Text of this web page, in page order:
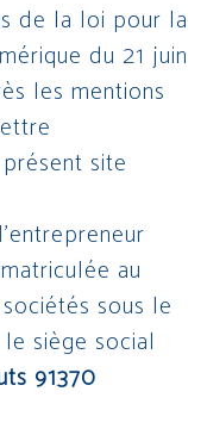
de la loi pour la
du 21 juin
les mentions
site
au
sous le
siège social
91370